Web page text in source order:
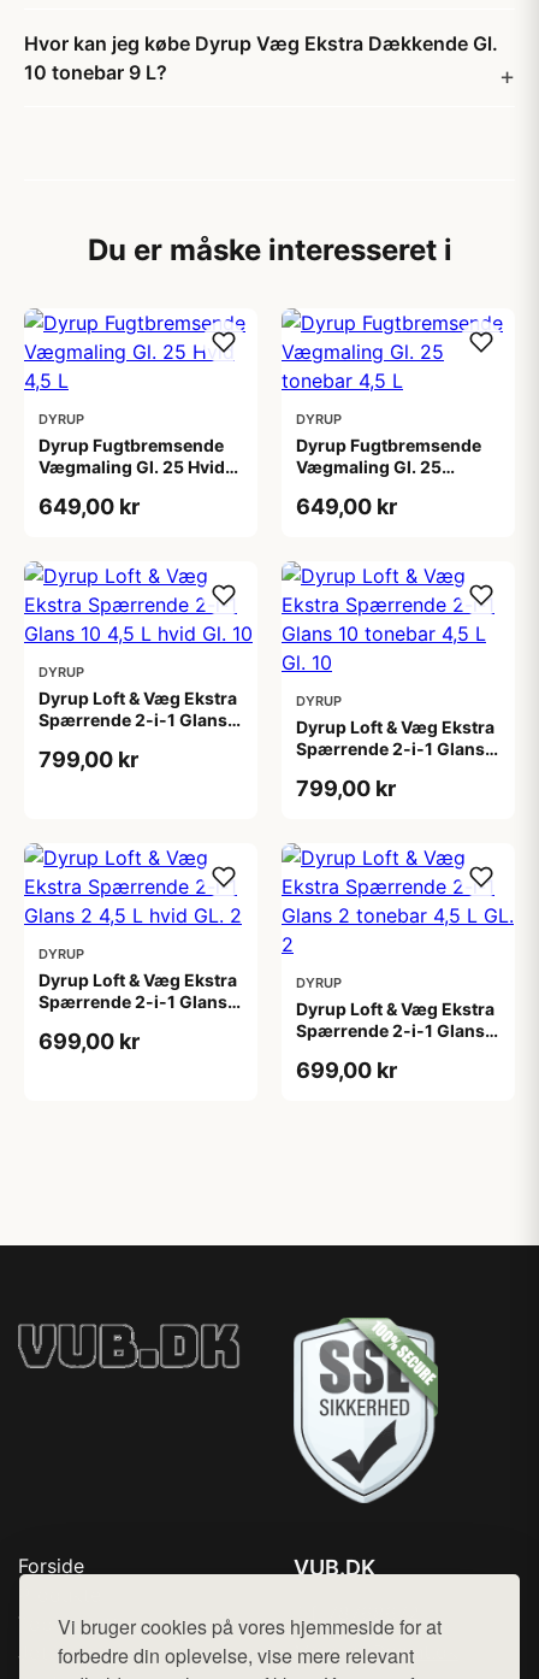
Vi bruger cookies på vores hjemmeside for at
forbedre din oplevelse, vise mere relevant
Hvor kan jeg købe Dyrup Væg Ekstra Dækkende Gl.
10 tonebar 9 L?
Du er måske interesseret i
DYRUP
Dyrup Fugtbremsende
Vægmaling Gl. 25 Hvid
649,00 kr
DYRUP
Dyrup Fugtbremsende
Vægmaling Gl. 25
649,00 kr
DYRUP
Dyrup Loft & Væg Ekstra
Spærrende 2-i-1 Glans
799,00 kr
DYRUP
Dyrup Loft & Væg Ekstra
Spærrende 2-i-1 Glans
799,00 kr
DYRUP
Dyrup Loft & Væg Ekstra
Spærrende 2-i-1 Glans 2
699,00 kr
DYRUP
Dyrup Loft & Væg Ekstra
Spærrende 2-i-1 Glans 2
699,00 kr
Forside
Top Rabatter
Jotun maling
VUB.DK
Mail: hej@want.dk